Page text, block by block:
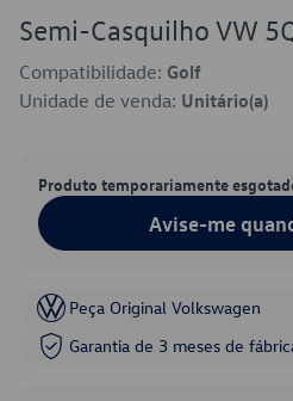
Semi-Casquilho VW
Compatibilidade: Golf
Unidade de venda: Unitário(a)
Produto temporariamente
Avise-me
Peça Original Volkswagen
Garantia de 3 meses de